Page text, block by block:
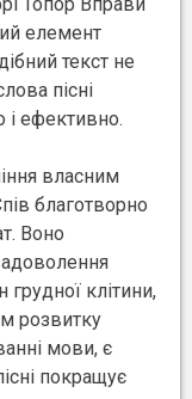
елемент
текст не
пісні
ефективно.
власним
благотворно
Воно
клітини,
розвитку
мови, є
покращує